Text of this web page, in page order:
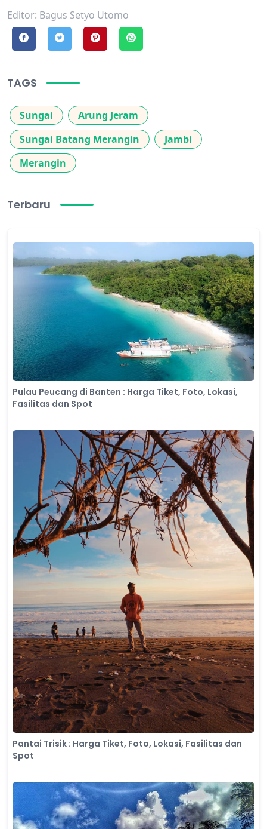
Editor: Bagus Setyo Utomo
TAGS
Sungai
Arung Jeram
Sungai Batang Merangin
Jambi
Merangin
Terbaru
Pulau Peucang di Banten : Harga Tiket, Foto, Lokasi,
Fasilitas dan Spot
Pantai Trisik : Harga Tiket, Foto, Lokasi, Fasilitas dan
Spot